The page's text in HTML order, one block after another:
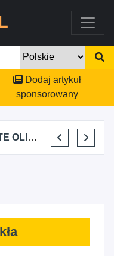
Dodaj artykuł
sponsorowany
KAJU BUS JUSTYNA JASTRZĘBSKA